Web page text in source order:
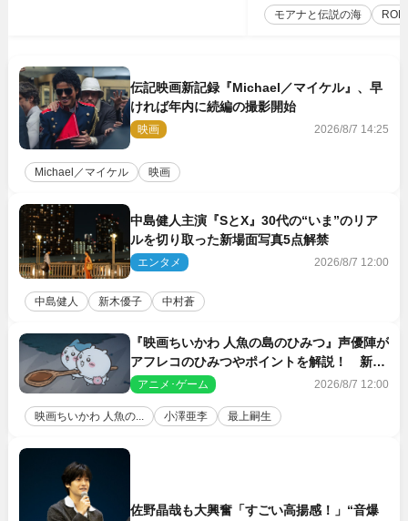
モアナと伝説の海
伝記映画新記録『Michael／マイケル』、早
ければ年内に続編の撮影開始
映画 2026/8/7 14:25
Michael／マイケル 映画
中島健人主演『SとX』30代の“いま”のリア
ルを切り取った新場面写真5点解禁
エンタメ 2026/8/7 12:00
中島健人 新木優子 中村蒼
『映画ちいかわ 人魚の島のひみつ』声優陣が
アフレコのひみつやポイントを解説！ 新カ
ットも到着
アニメ･ゲーム 2026/8/7 12:00
映画ちいかわ 人魚の... 小澤亜李 最上嗣生
佐野晶哉も大興奮「すごい高揚感！」“音爆